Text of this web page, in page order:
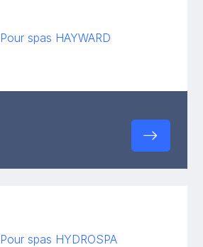
Pour spas HAYWARD
Pour spas HYDROSPA